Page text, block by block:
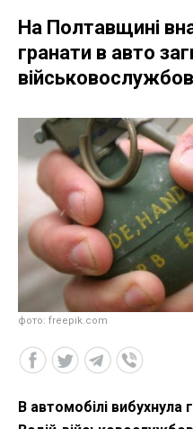
На Полтавщині
гранати в авто
фото: freepik.com
В автомобілі вибухнула